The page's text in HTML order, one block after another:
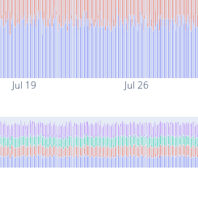
Jul 19 Jul 26